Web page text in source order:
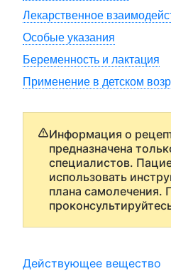
Лекарственное
Особые указания
Беременность и лактация
Применение в детском
Информация о
предназначена
специалистов.
использовать
плана самолечения.
Действующее вещество